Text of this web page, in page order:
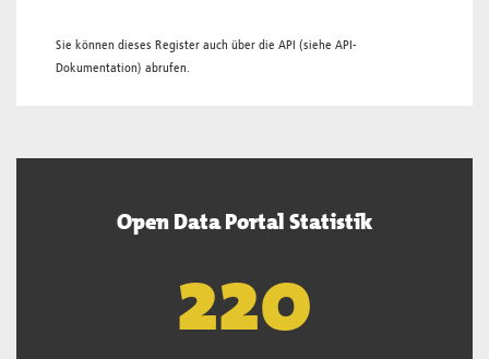
Sie können dieses Register auch über die API (siehe API-
Dokumentation) abrufen.
Open Data Portal Statistik
222